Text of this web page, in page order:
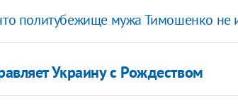
политубежище мужа Тимошенко не
Украину с Рождеством